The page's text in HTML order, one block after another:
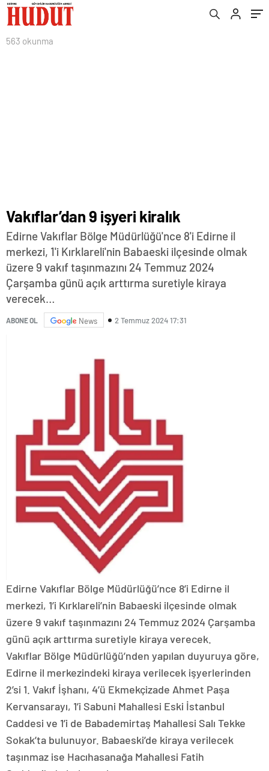
563 okunma
Vakıflar’dan 9 işyeri kiralık
Edirne Vakıflar Bölge Müdürlüğü'nce 8'i Edirne il
merkezi, 1'i Kırklareli'nin Babaeski ilçesinde olmak
üzere 9 vakıf taşınmazını 24 Temmuz 2024
Çarşamba günü açık arttırma suretiyle kiraya
verecek…
ABONE OL News 2 Temmuz 2024 17:31
Edirne Vakıflar Bölge Müdürlüğü’nce 8’i Edirne il
merkezi, 1’i Kırklareli’nin Babaeski ilçesinde olmak
üzere 9 vakıf taşınmazını 24 Temmuz 2024 Çarşamba
günü açık arttırma suretiyle kiraya verecek.
Vakıflar Bölge Müdürlüğü’nden yapılan duyuruya göre,
Edirne il merkezindeki kiraya verilecek işyerlerinden
2’si 1. Vakıf İşhanı, 4’ü Ekmekçizade Ahmet Paşa
Kervansarayı, 1’i Sabuni Mahallesi Eski İstanbul
Caddesi ve 1’i de Babademirtaş Mahallesi Salı Tekke
Sokak’ta bulunuyor. Babaeski’de kiraya verilecek
taşınmaz ise Hacıhasanağa Mahallesi Fatih